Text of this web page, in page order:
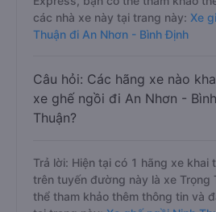
Trả lời: Hiện tại có 5 hãng xe
nằm trên tuyến đường này là xe
Tải, Phương Trang, Rạng Đông
các nhà xe này tại trang này:Xe
Thuận đi An Nhơn - Bình Định
xe ghế ngồi đi An Nhơn -
Thuận?